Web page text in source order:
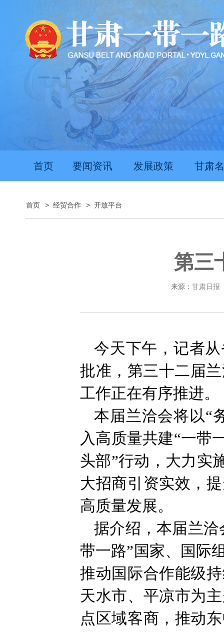
首页 要闻资讯 发展政策 甘肃
首页 > 经贸合作 > 开放平台
第三
来源： 甘肃日报
今天下午，记者
批准，第三十二届
工作正在有序推进。
本届兰洽会将以“
入高质量共建“一带
头部”行动，大力实
大招商引资实效，
高质量发展。
据介绍，本届兰
带一路”国家、国际
推动国际合作能级
天水市、平凉市为
点区域客商，推动